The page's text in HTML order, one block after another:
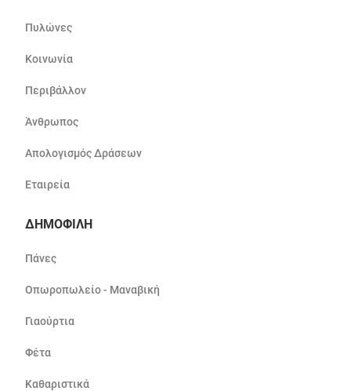
Πυλώνες
Κοινωνία
Περιβάλλον
Άνθρωπος
Απολογισμός Δράσεων
Εταιρεία
ΔΗΜΟΦΙΛΗ
Πάνες
Οπωροπωλείο - Μαναβική
Γιαούρτια
Φέτα
Καθαριστικά